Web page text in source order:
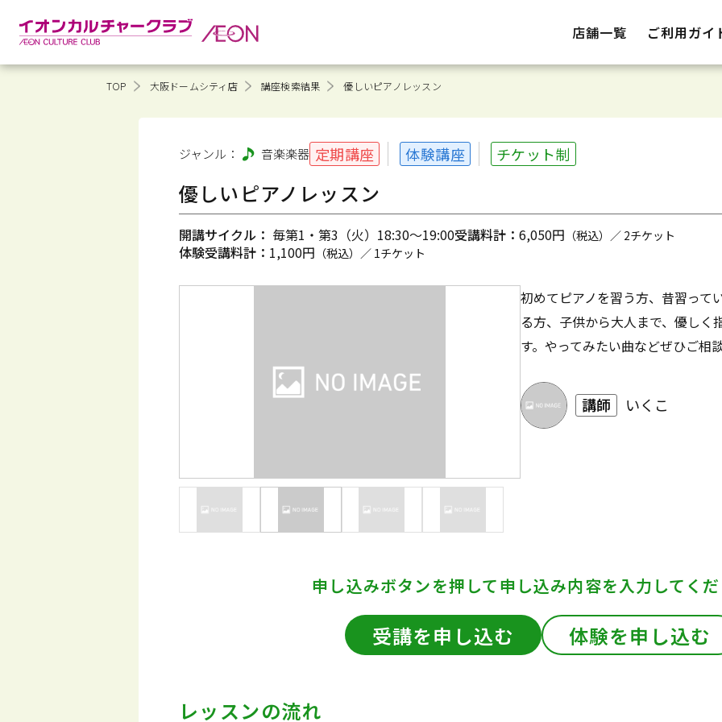
店舗一覧 ご利用ガイ
TOP 大阪ドームシティ店 講座検索結果 優しいピアノレッスン
ジャンル： 音楽楽器 定期講座 体験講座 チケット制
優しいピアノレッスン
開講サイクル： 毎第1・第3（火）18:30～19:00受講料計： 6,050円 （税込）／ 2チケット
体験受講料計： 1,100円 （税込）／ 1チケット
初めてピアノを習う方、昔習って
る方、子供から大人まで、優しく
す。やってみたい曲などぜひご相
講師 いくこ
申し込みボタンを押して申し込み内容を入力してく
受講を申し込む 体験を申し込む
レッスンの流れ